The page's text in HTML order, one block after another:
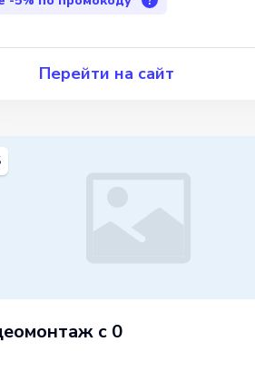
Перейти на сайт
с 0